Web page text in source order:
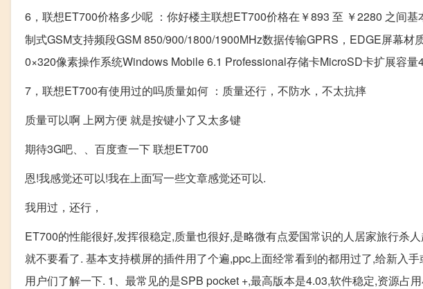
6，联想ET700价格多少呢 ：你好楼主联想ET700价格在￥893 至 ￥2280 之间基
制式GSM支持频段GSM 850/900/1800/1900MHz数据传输GPRS，EDGE屏幕
0×320像素操作系统Windows Mobile 6.1 Professional存储卡MicroSD卡扩展容
7，联想ET700有使用过的吗质量如何 ：质量还行，不防水，不太抗摔
质量可以啊 上网方便 就是按键小了又太多键
期待3G吧、、百度查一下 联想ET700
恩!我感觉还可以!我在上面写一些文章感觉还可以.
我用过，还行，
ET700的性能很好,发挥很稳定,质量也很好,是略微有点爱国常识的人居家旅行杀
就不要看了. 基本支持横屏的插件用了个遍,ppc上面经常看到的都用过了,给新入
用户们了解一下. 1、最常见的是SPB pocket +,最高版本是4.03,软件稳定,资源占